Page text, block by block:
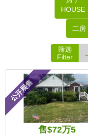
HOUSE
二房
筛选
Filter
公开展售
售$72万5